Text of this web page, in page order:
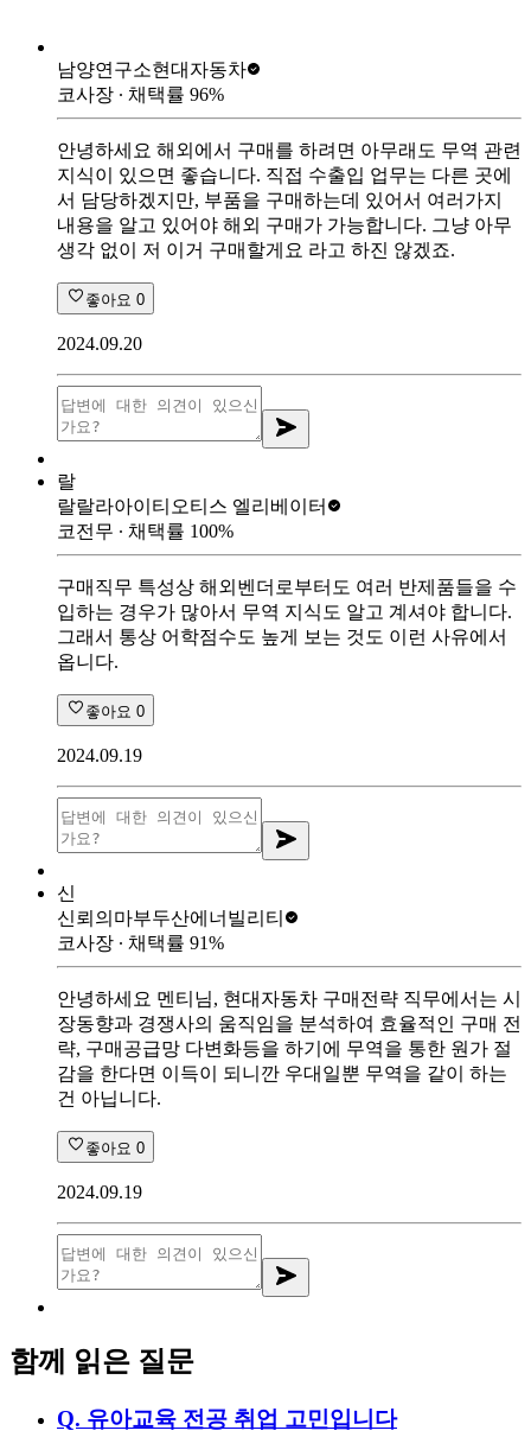
남양연구소현대자동차
코사장 ∙ 채택률 96%
안녕하세요 해외에서 구매를 하려면 아무래도 무역 관련
지식이 있으면 좋습니다. 직접 수출입 업무는 다른 곳에
서 담당하겠지만, 부품을 구매하는데 있어서 여러가지
내용을 알고 있어야 해외 구매가 가능합니다. 그냥 아무
생각 없이 저 이거 구매할게요 라고 하진 않겠죠.
좋아요 0
2024.09.20
랄
랄랄라아이티 오티스 엘리베이터
코전무 ∙ 채택률 100%
구매직무 특성상 해외벤더로부터도 여러 반제품들을 수
입하는 경우가 많아서 무역 지식도 알고 계셔야 합니다.
그래서 통상 어학점수도 높게 보는 것도 이런 사유에서
옵니다.
좋아요 0
2024.09.19
신
신뢰의마부두산에너빌리티
코사장 ∙ 채택률 91%
안녕하세요 멘티님, 현대자동차 구매전략 직무에서는 시
장동향과 경쟁사의 움직임을 분석하여 효율적인 구매 전
략, 구매공급망 다변화등을 하기에 무역을 통한 원가 절
감을 한다면 이득이 되니깐 우대일뿐 무역을 같이 하는
건 아닙니다.
좋아요 0
2024.09.19
함께 읽은 질문
Q. 유아교육 전공 취업 고민입니다